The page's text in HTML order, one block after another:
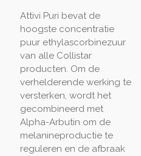
Attivi Puri bevat de
hoogste concentratie
puur ethylascorbinezuur
van alle Collistar
producten. Om de
verhelderende werking te
versterken, wordt het
gecombineerd met
Alpha-Arbutin om de
melanineproductie te
reguleren en de afbraak